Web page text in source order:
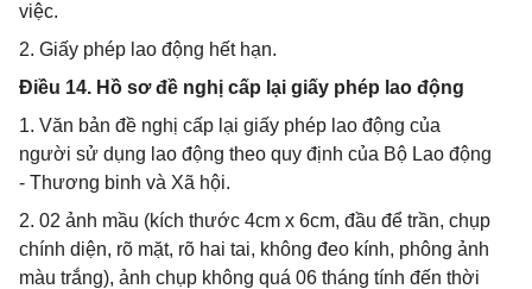
việc.
2. Giấy phép lao động hết hạn.
Điều 14. Hồ sơ đề nghị cấp lại giấy phép lao động
1. Văn bản đề nghị cấp lại giấy phép lao động của
người sử dụng lao động theo quy định của Bộ Lao động
- Thương binh và Xã hội.
2. 02 ảnh mầu (kích thước 4cm x 6cm, đầu để trần, chụp
chính diện, rõ mặt, rõ hai tai, không đeo kính, phông ảnh
màu trắng), ảnh chụp không quá 06 tháng tính đến thời